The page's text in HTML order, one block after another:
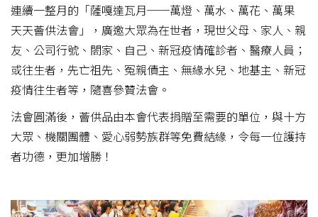
連續一整月的「薩嘎達瓦月──萬燈、萬水、萬花、萬果
天天薈供法會」，廣邀大眾為在世者，現世父母、家人、親
友、公司行號、閤家、自己、新冠疫情確診者、醫療人員；
或往生者，先亡祖先、冤親債主、無緣水兒、地基主、新冠
疫情往生者等，隨喜參贊法會。
法會圓滿後，薈供品由本會代表捐贈至需要的單位，與十方
大眾、機關團體、愛心弱勢族群等免費結緣，令每一位護持
者功德，更加增勝！